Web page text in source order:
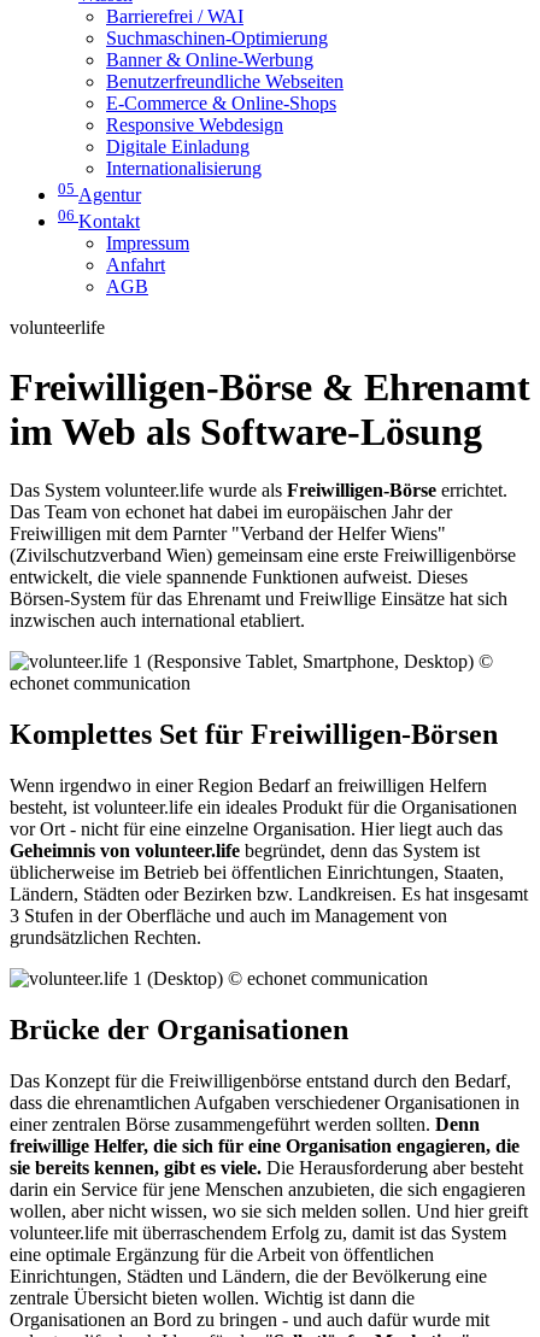
Barrierefrei / WAI
Suchmaschinen-Optimierung
Banner & Online-Werbung
Benutzerfreundliche Webseiten
E-Commerce & Online-Shops
Responsive Webdesign
Digitale Einladung
Internationalisierung
05 Agentur
06 Kontakt
Impressum
Anfahrt
AGB
volunteerlife
Freiwilligen-Börse & Ehrenamt
im Web als Software-Lösung
Das System volunteer.life wurde als Freiwilligen-Börse errichtet.
Das Team von echonet hat dabei im europäischen Jahr der
Freiwilligen mit dem Parnter "Verband der Helfer Wiens"
(Zivilschutzverband Wien) gemeinsam eine erste Freiwilligenbörse
entwickelt, die viele spannende Funktionen aufweist. Dieses
Börsen-System für das Ehrenamt und Freiwllige Einsätze hat sich
inzwischen auch international etabliert.
Komplettes Set für Freiwilligen-Börsen
Wenn irgendwo in einer Region Bedarf an freiwilligen Helfern
besteht, ist volunteer.life ein ideales Produkt für die Organisationen
vor Ort - nicht für eine einzelne Organisation. Hier liegt auch das
Geheimnis von volunteer.life begründet, denn das System ist
üblicherweise im Betrieb bei öffentlichen Einrichtungen, Staaten,
Ländern, Städten oder Bezirken bzw. Landkreisen. Es hat insgesamt
3 Stufen in der Oberfläche und auch im Management von
grundsätzlichen Rechten.
Brücke der Organisationen
Das Konzept für die Freiwilligenbörse entstand durch den Bedarf,
dass die ehrenamtlichen Aufgaben verschiedener Organisationen in
einer zentralen Börse zusammengeführt werden sollten. Denn
freiwillige Helfer, die sich für eine Organisation engagieren, die
sie bereits kennen, gibt es viele. Die Herausforderung aber besteht
darin ein Service für jene Menschen anzubieten, die sich engagieren
wollen, aber nicht wissen, wo sie sich melden sollen. Und hier greift
volunteer.life mit überraschendem Erfolg zu, damit ist das System
eine optimale Ergänzung für die Arbeit von öffentlichen
Einrichtungen, Städten und Ländern, die der Bevölkerung eine
zentrale Übersicht bieten wollen. Wichtig ist dann die
Organisationen an Bord zu bringen - und auch dafür wurde mit